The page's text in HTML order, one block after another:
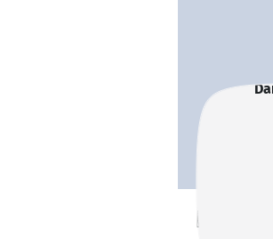
Daniel